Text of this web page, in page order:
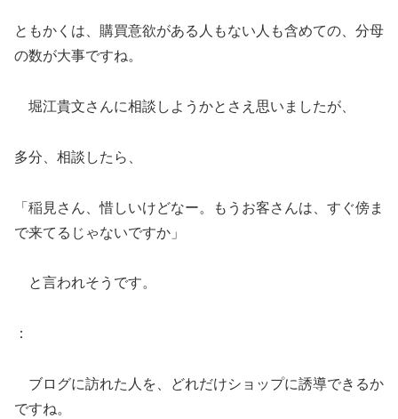
ともかくは、購買意欲がある人もない人も含めての、分母
の数が大事ですね。
堀江貴文さんに相談しようかとさえ思いましたが、
多分、相談したら、
「稲見さん、惜しいけどなー。もうお客さんは、すぐ傍ま
で来てるじゃないですか」
と言われそうです。
：
ブログに訪れた人を、どれだけショップに誘導できるか
ですね。